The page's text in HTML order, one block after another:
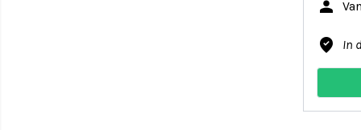
person
where_to_vote In